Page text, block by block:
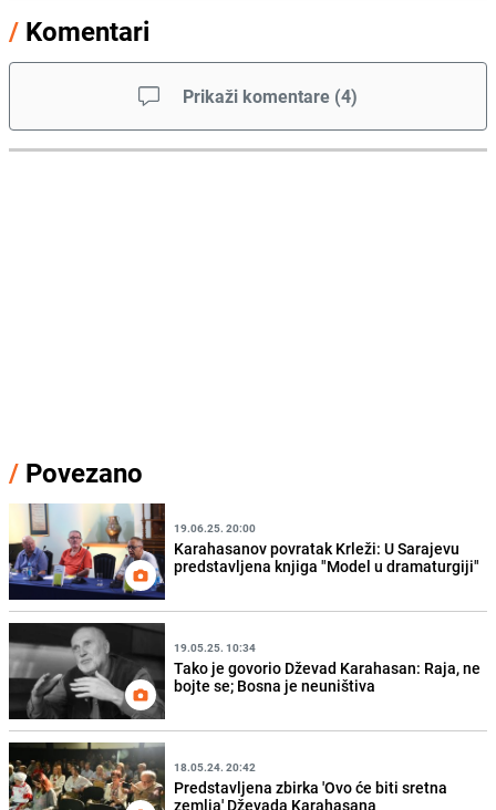
/ Komentari
Prikaži komentare (4)
/ Povezano
19.06.25. 20:00
Karahasanov povratak Krleži: U Sarajevu
predstavljena knjiga "Model u dramaturgiji"
19.05.25. 10:34
Tako je govorio Dževad Karahasan: Raja, ne
bojte se; Bosna je neuništiva
18.05.24. 20:42
Predstavljena zbirka 'Ovo će biti sretna
zemlja' Dževada Karahasana